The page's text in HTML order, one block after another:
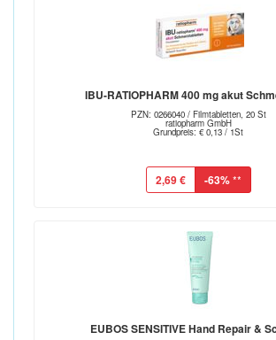
IBU-RATIOPHARM 400 mg akut
PZN: 0266040 / Filmtabletten, 20 St
ratiopharm GmbH
Grundpreis: € 0,13 / 1St
2,69 € -63%**
EUBOS SENSITIVE Hand Repair &